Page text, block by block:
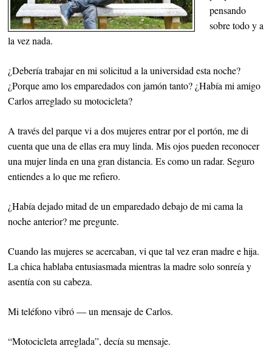
pensando
sobre todo y a
la vez nada.
¿Debería trabajar en mi solicitud a la universidad esta noche?
¿Porque amo los emparedados con jamón tanto? ¿Había mi amigo
Carlos arreglado su motocicleta?
A través del parque vi a dos mujeres entrar por el portón, me di
cuenta que una de ellas era muy linda. Mis ojos pueden reconocer
una mujer linda en una gran distancia. Es como un radar. Seguro
entiendes a lo que me refiero.
¿Había dejado mitad de un emparedado debajo de mi cama la
noche anterior? me pregunte.
Cuando las mujeres se acercaban, vi que tal vez eran madre e hija.
La chica hablaba entusiasmada mientras la madre solo sonreía y
asentía con su cabeza.
Mi teléfono vibró — un mensaje de Carlos.
“Motocicleta arreglada”, decía su mensaje.